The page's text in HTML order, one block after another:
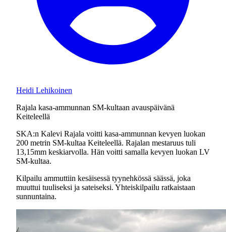
Heidi Lehikoinen
Rajala kasa-ammunnan SM-kultaan avauspäivänä
Keiteleellä
SKA:n Kalevi Rajala voitti kasa-ammunnan kevyen luokan
200 metrin SM-kultaa Keiteleellä. Rajalan mestaruus tuli
13,15mm keskiarvolla. Hän voitti samalla kevyen luokan LV
SM-kultaa.
Kilpailu ammuttiin kesäisessä tyynehkössä säässä, joka
muuttui tuuliseksi ja sateiseksi. Yhteiskilpailu ratkaistaan
sunnuntaina.